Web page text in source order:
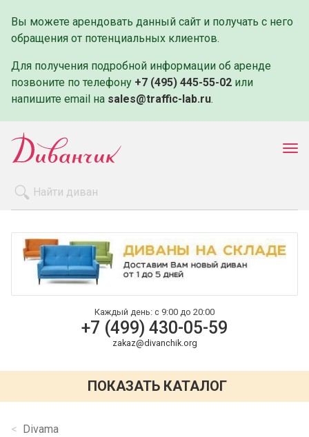
Вы можете арендовать данный сайт и получать с него
обращения от потенциальных клиентов.
Для получения подробной информации об аренде
позвоните по телефону +7 (495) 445-55-02 или
напишите email на sales@traffic-lab.ru.
Оплата и доставка
Контакты
Каждый день: с 9:00 до 20:00
+7 (499) 430-05-59
zakaz@divanchik.org
ПОКАЗАТЬ КАТАЛОГ
Divama